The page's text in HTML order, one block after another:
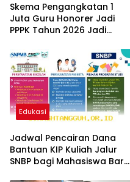
Skema Pengangkatan 1
Juta Guru Honorer Jadi
PPPK Tahun 2026 Jadi
Edukasi
Jadwal Pencairan Dana
Bantuan KIP Kuliah Jalur
SNBP bagi Mahasiswa Baru